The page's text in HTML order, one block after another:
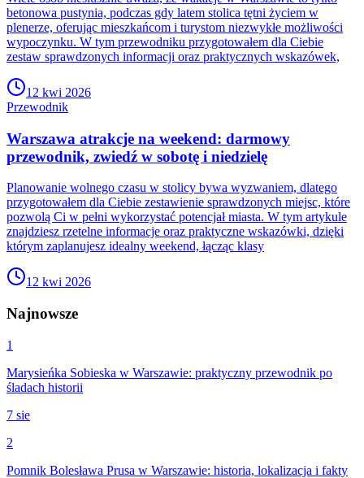
betonowa pustynia, podczas gdy latem stolica tętni życiem w
plenerze, oferując mieszkańcom i turystom niezwykłe możliwości
wypoczynku. W tym przewodniku przygotowałem dla Ciebie
zestaw sprawdzonych informacji oraz praktycznych wskazówek,
12 kwi 2026
Przewodnik
Warszawa atrakcje na weekend: darmowy
przewodnik, zwiedź w sobotę i niedzielę
Planowanie wolnego czasu w stolicy bywa wyzwaniem, dlatego
przygotowałem dla Ciebie zestawienie sprawdzonych miejsc, które
pozwolą Ci w pełni wykorzystać potencjał miasta. W tym artykule
znajdziesz rzetelne informacje oraz praktyczne wskazówki, dzięki
którym zaplanujesz idealny weekend, łącząc klasy
12 kwi 2026
Najnowsze
1
Marysieńka Sobieska w Warszawie: praktyczny przewodnik po
śladach historii
7 sie
2
Pomnik Bolesława Prusa w Warszawie: historia, lokalizacja i fakty